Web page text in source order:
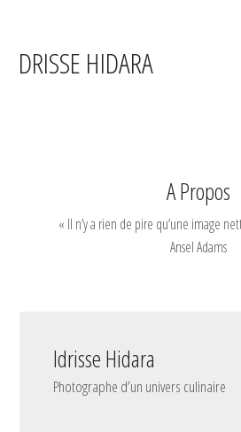
IDRISSE HIDARA
A Propos
« Il n’y a rien de pire qu’une image
Ansel Adams
Idrisse Hidara
Photographe d’un univers culinaire